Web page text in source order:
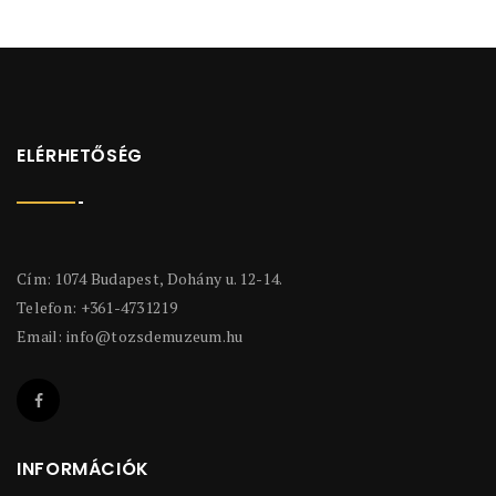
ELÉRHETŐSÉG
Cím: 1074 Budapest, Dohány u. 12-14.
Telefon: +361-4731219
Email: info@tozsdemuzeum.hu
INFORMÁCIÓK